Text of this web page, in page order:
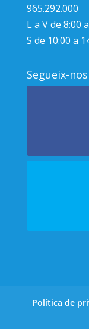
965.292.000
L a V de 8:00
S de 10:00 a
Segueix-nos
Política de